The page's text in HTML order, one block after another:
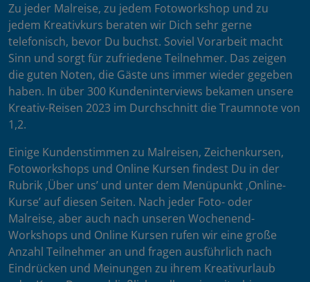
Zu jeder Malreise, zu jedem Fotoworkshop und zu
jedem Kreativkurs beraten wir Dich sehr gerne
telefonisch, bevor Du buchst. Soviel Vorarbeit macht
Sinn und sorgt für zufriedene Teilnehmer. Das zeigen
die guten Noten, die Gäste uns immer wieder gegeben
haben. In über 300 Kundeninterviews bekamen unsere
Kreativ-Reisen 2023 im Durchschnitt die Traumnote von
1,2.
Einige Kundenstimmen zu Malreisen, Zeichenkursen,
Fotoworkshops und Online Kursen findest Du in der
Rubrik ‚Über uns’ und unter dem Menüpunkt ‚Online-
Kurse’ auf diesen Seiten. Nach jeder Foto- oder
Malreise, aber auch nach unseren Wochenend-
Workshops und Online Kursen rufen wir eine große
Anzahl Teilnehmer an und fragen ausführlich nach
Eindrücken und Meinungen zu ihrem Kreativurlaub